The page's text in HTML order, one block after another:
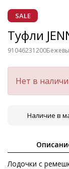
SALE
Туфли
91046231200
Нет в
Наличие в
Лодочки с